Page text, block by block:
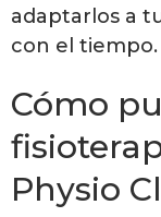
adaptarlos a
con el tiempo.
Cómo
Physio